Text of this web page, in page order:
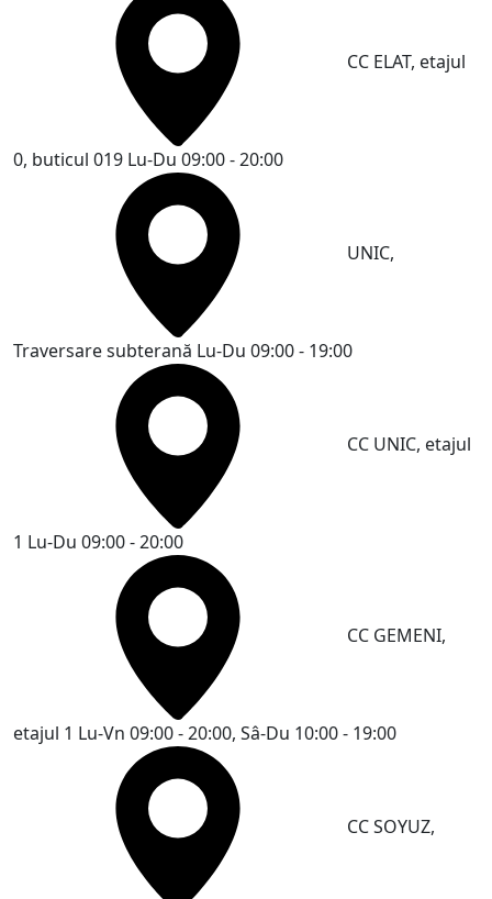
CC ELAT, etajul
0, buticul 019 Lu-Du 09:00 - 20:00
UNIC,
Traversare subterană Lu-Du 09:00 - 19:00
CC UNIC, etajul
1 Lu-Du 09:00 - 20:00
CC GEMENI,
etajul 1 Lu-Vn 09:00 - 20:00, Sâ-Du 10:00 - 19:00
CC SOYUZ,